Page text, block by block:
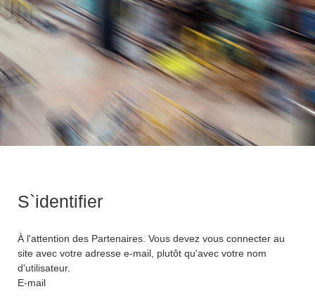
S`identifier
À l'attention des Partenaires. Vous devez vous connecter au
site avec votre adresse e-mail, plutôt qu'avec votre nom
d'utilisateur.
E-mail